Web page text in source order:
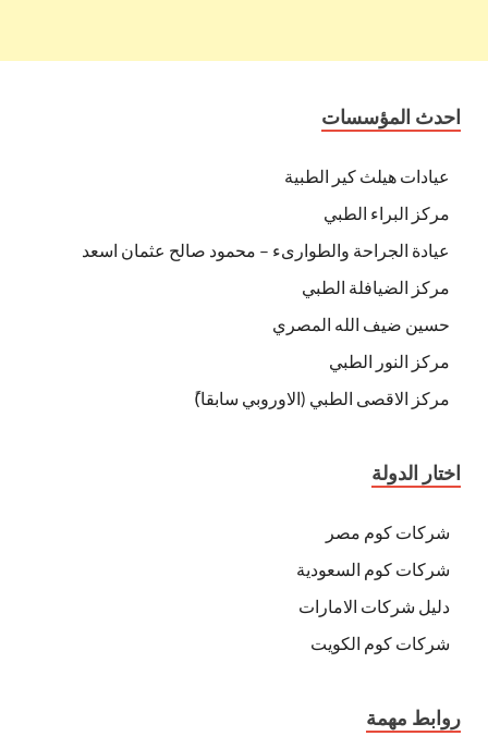
احدث المؤسسات
عيادات هيلث كير الطبية
مركز البراء الطبي
عيادة الجراحة والطوارىء – محمود صالح عثمان اسعد
مركز الضيافلة الطبي
حسين ضيف الله المصري
مركز النور الطبي
مركز الاقصى الطبي (الاوروبي سابقا)ً
اختار الدولة
شركات كوم مصر
شركات كوم السعودية
دليل شركات الامارات
شركات كوم الكويت
روابط مهمة